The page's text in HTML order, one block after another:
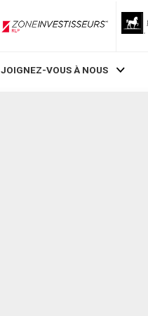
ZoneInvestisseurs RLP
JOIGNEZ-VOUS À NOUS